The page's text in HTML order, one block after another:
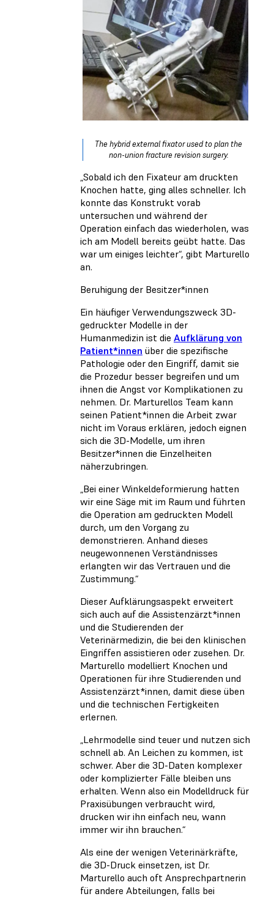
The hybrid external fixator used to plan the
non-union fracture revision surgery.
„Sobald ich den Fixateur am druckten
Knochen hatte, ging alles schneller. Ich
konnte das Konstrukt vorab
untersuchen und während der
Operation einfach das wiederholen, was
ich am Modell bereits geübt hatte. Das
war um einiges leichter“, gibt Marturello
an.
Beruhigung der Besitzer*innen
Ein häufiger Verwendungszweck 3D-
gedruckter Modelle in der
Humanmedizin ist die Aufklärung von
Patient*innen über die spezifische
Pathologie oder den Eingriff, damit sie
die Prozedur besser begreifen und um
ihnen die Angst vor Komplikationen zu
nehmen. Dr. Marturellos Team kann
seinen Patient*innen die Arbeit zwar
nicht im Voraus erklären, jedoch eignen
sich die 3D-Modelle, um ihren
Besitzer*innen die Einzelheiten
näherzubringen.
„Bei einer Winkeldeformierung hatten
wir eine Säge mit im Raum und führten
die Operation am gedruckten Modell
durch, um den Vorgang zu
demonstrieren. Anhand dieses
neugewonnenen Verständnisses
erlangten wir das Vertrauen und die
Zustimmung.“
Dieser Aufklärungsaspekt erweitert
sich auch auf die Assistenzärzt*innen
und die Studierenden der
Veterinärmedizin, die bei den klinischen
Eingriffen assistieren oder zusehen. Dr.
Marturello modelliert Knochen und
Operationen für ihre Studierenden und
Assistenzärzt*innen, damit diese üben
und die technischen Fertigkeiten
erlernen.
„Lehrmodelle sind teuer und nutzen sich
schnell ab. An Leichen zu kommen, ist
schwer. Aber die 3D-Daten komplexer
oder komplizierter Fälle bleiben uns
erhalten. Wenn also ein Modelldruck für
Praxisübungen verbraucht wird,
drucken wir ihn einfach neu, wann
immer wir ihn brauchen.“
Als eine der wenigen Veterinärkräfte,
die 3D-Druck einsetzen, ist Dr.
Marturello auch oft Ansprechpartnerin
für andere Abteilungen, falls bei